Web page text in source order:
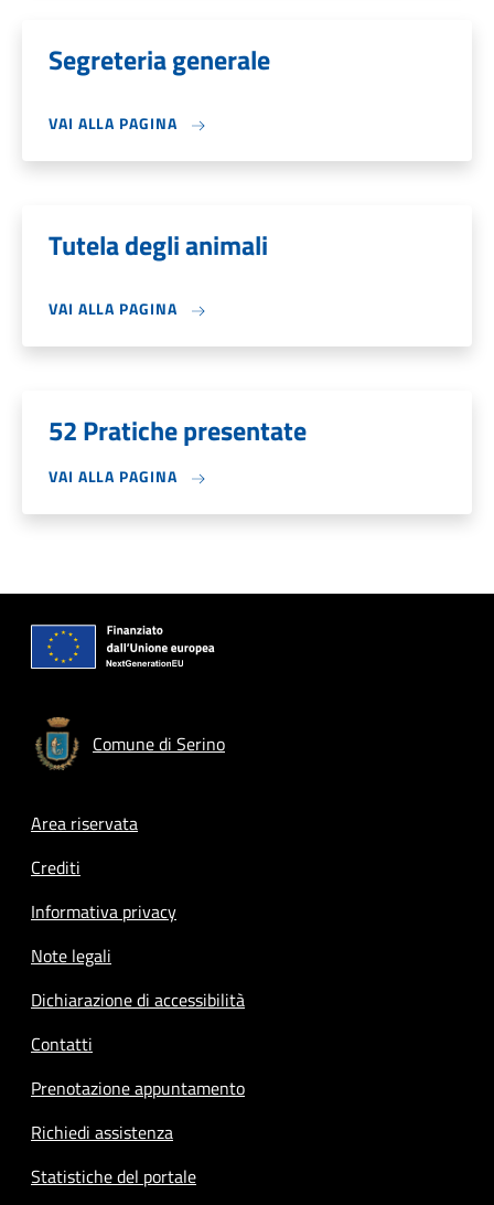
Segreteria generale
VAI ALLA PAGINA
Tutela degli animali
VAI ALLA PAGINA
52 Pratiche presentate
VAI ALLA PAGINA
Comune di Serino
Footer menu
Area riservata
Crediti
Informativa privacy
Note legali
Dichiarazione di accessibilità
Contatti
Prenotazione appuntamento
Richiedi assistenza
Statistiche del portale